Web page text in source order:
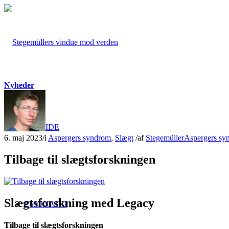
FORSIDE
PSYKIATRI
Nyheder
6. maj 2023/i Aspergers syndrom, Slægt /af StegemüllerAspergers
Tilbage til slægtsforskningen
Slægtsforskning med Legacy
Tilbage til slægtsforskningen